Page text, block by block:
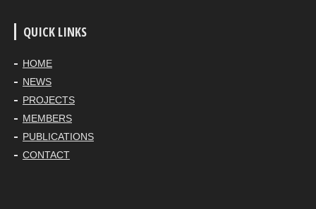
QUICK LINKS
HOME
NEWS
PROJECTS
MEMBERS
PUBLICATIONS
CONTACT